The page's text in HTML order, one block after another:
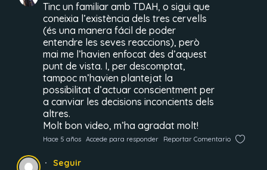
Tinc un familiar amb TDAH, o sigui que
coneixia l’existència dels tres cervells
(és una manera fácil de poder
entendre les seves reaccions), però
mai me l’havien enfocat des d’aquest
punt de vista. I, per descomptat,
tampoc m’havien plantejat la
possibilitat d’actuar conscientment per
a canviar les decisions inconcients dels
altres.
Molt bon video, m’ha agradat molt!
Hace 5 años Accede para responder Reportar Comentario
Seguir